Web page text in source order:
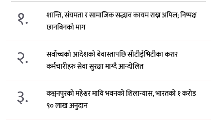
१.
शान्ति, संयमता र सामाजिक सद्भाव कायम राख्न अपिल; निष्पक्ष
छानबिनको माग
२.
सर्वोच्चको आदेशको बेवास्तापछि सीटीईभिटीका करार
कर्मचारीहरु सेवा सुरक्षा माग्दै आन्दोलित
३.
कञ्चनपुरको महेश्वर मावि भवनको शिलान्यास, भारतको १ करोड
९० लाख अनुदान